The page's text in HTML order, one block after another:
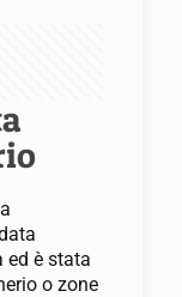
ed è stata
o zone